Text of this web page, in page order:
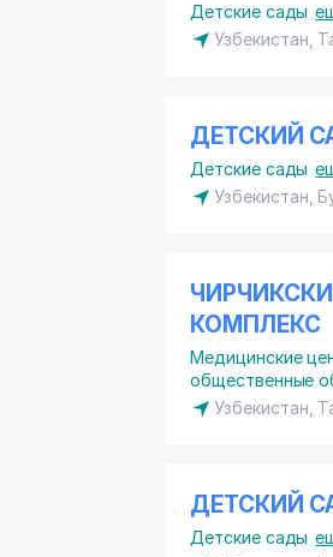
Детские сады
Узбекистан,
ДЕТСКИЙ
Детские сады
Узбекистан,
КОМПЛЕКС
Медицинские
общественные
Узбекистан,
ДЕТСКИЙ
Детские сады